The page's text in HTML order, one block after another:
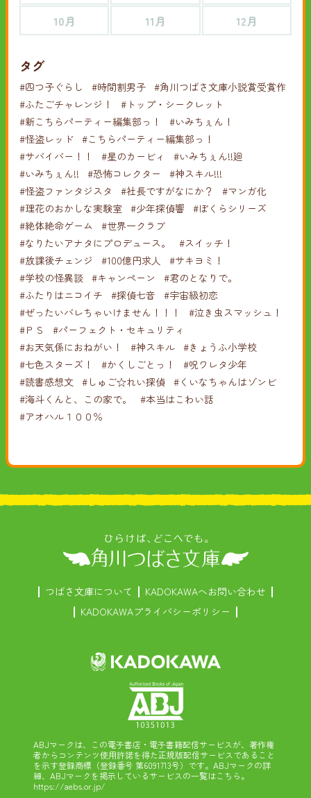
10月
11月 12月
タグ
#四つ子ぐらし #時間割男子 #角川つばさ文庫小説賞受賞作
#ふたごチャレンジ！
#トップ・シークレット
#新こちらパーティー編集部っ！
#いみちぇん！
#怪盗レッド #こちらパーティー編集部っ！
#サバイバー！！
#星のカービィ
#いみちぇん!!廻
#いみちぇん!!
#恐怖コレクター
#神スキル!!!
#怪盗ファンタジスタ
#社長ですがなにか？
#マンガ化
#理花のおかしな実験室 #少年探偵響
#ぼくらシリーズ
#絶体絶命ゲーム
#世界一クラブ
#なりたいアナタにプロデュース。
#スイッチ！
#放課後チェンジ
#100億円求人
#サキヨミ！
#学校の怪異談 #キャンペーン
#君のとなりで。
#ふたりはニコイチ
#探偵七音
#宇宙級初恋
#ぜったいバレちゃいけません！！！
#泣き虫スマッシュ！
#ＰＳ
#パーフェクト・セキュリティ
#お天気係におねがい！
#神スキル #きょうふ小学校
#七色スターズ！
#かくしごとっ！
#呪ワレタ少年
#読書感想文
#しゅご☆れい探偵 #くいなちゃんはゾンビ
#海斗くんと、この家で。
#本当はこわい話
#アオハル１００％
つばさ文庫について
KADOKAWAへお問い合わせ
KADOKAWAプライバシーポリシー
ABJマークは、この電子書店・電子書籍配信サービスが、著作権
者からコンテンツ使用許諾を得た正規版配信サービスであること
を示す登録商標（登録番号 第6091713号）です。ABJマークの詳
細、ABJマークを掲示しているサービスの一覧はこちら。
https://aebs.or.jp/